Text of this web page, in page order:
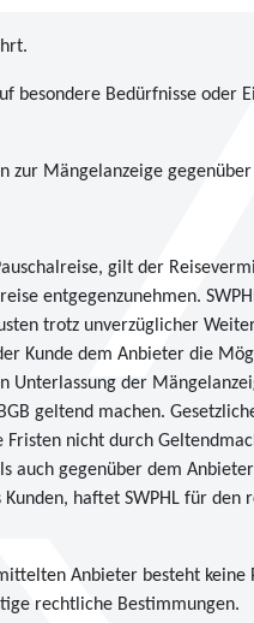
besondere Bedürfnisse
zur Mängelanzeige
gilt der
entgegenzunehmen.
trotz unverzüglicher
Kunde dem Anbieter die
der
geltend machen.
nicht durch
auch gegenüber dem
haftet SWPHL für
Anbieter besteht
rechtliche Bestimmungen.